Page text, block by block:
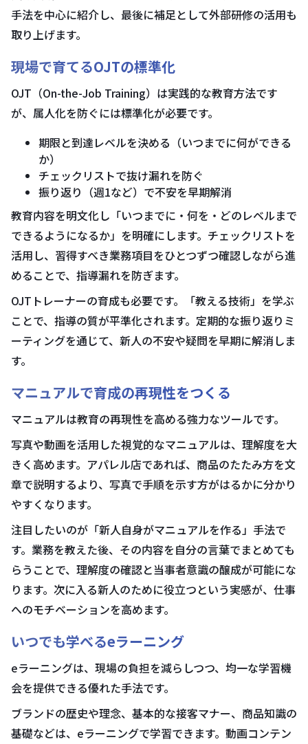
手法を中心に紹介し、最後に補足として外部研修の活用も
取り上げます。
現場で育てるOJTの標準化
OJT（On-the-Job Training）は実践的な教育方法です
が、属人化を防ぐには標準化が必要です。
期限と到達レベルを決める（いつまでに何ができる
か）
チェックリストで抜け漏れを防ぐ
振り返り（週1など）で不安を早期解消
教育内容を明文化し「いつまでに・何を・どのレベルまで
できるようになるか」を明確にします。チェックリストを
活用し、習得すべき業務項目をひとつずつ確認しながら進
めることで、指導漏れを防ぎます。
OJTトレーナーの育成も必要です。「教える技術」を学ぶ
ことで、指導の質が平準化されます。定期的な振り返りミ
ーティングを通じて、新人の不安や疑問を早期に解消しま
す。
マニュアルで育成の再現性をつくる
マニュアルは教育の再現性を高める強力なツールです。
写真や動画を活用した視覚的なマニュアルは、理解度を大
きく高めます。アパレル店であれば、商品のたたみ方を文
章で説明するより、写真で手順を示す方がはるかに分かり
やすくなります。
注目したいのが「新人自身がマニュアルを作る」手法で
す。業務を教えた後、その内容を自分の言葉でまとめても
らうことで、理解度の確認と当事者意識の醸成が可能にな
ります。次に入る新人のために役立つという実感が、仕事
へのモチベーションを高めます。
いつでも学べるeラーニング
eラーニングは、現場の負担を減らしつつ、均一な学習機
会を提供できる優れた手法です。
ブランドの歴史や理念、基本的な接客マナー、商品知識の
基礎などは、eラーニングで学習できます。動画コンテン